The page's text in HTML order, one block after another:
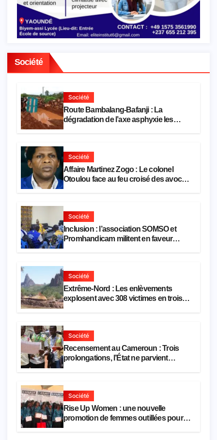
Société
Société
Route Bambalang-Bafanji : La
dégradation de l’axe asphyxie les
Société
Affaire Martinez Zogo : Le colonel
Otoulou face au feu croisé des avocats
Société
Inclusion : l’association SOMSO et
Promhandicam militent en faveur
Société
Extrême-Nord : Les enlèvements
explosent avec 308 victimes en trois
Société
Recensement au Cameroun : Trois
prolongations, l’État ne parvient
Société
Rise Up Women : une nouvelle
promotion de femmes outillées pour